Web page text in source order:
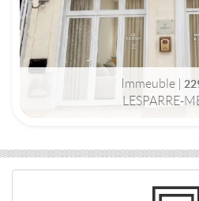
Immeuble |
LESPARRE-
115m2 | pièce(s)